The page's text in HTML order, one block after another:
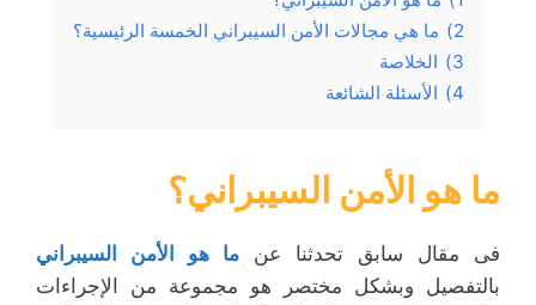
2)
ما هي مجالات الأمن السيبراني الخمسة الرئيسية؟
3)
الخلاصة
4)
الأسئلة الشائعة
ما هو الأمن السيبراني؟
فى مقال سابق تحدثنا عن ما هو الأمن السيبراني
بالتفصيل وبشكل مختصر هو مجموعة من الإجراءات